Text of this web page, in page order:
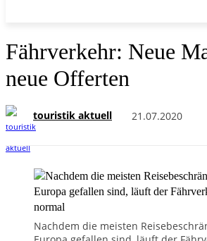
Fährverkehr: Neue
neue Offerten
touristik aktuell 21.07.2020
Nachdem die meisten